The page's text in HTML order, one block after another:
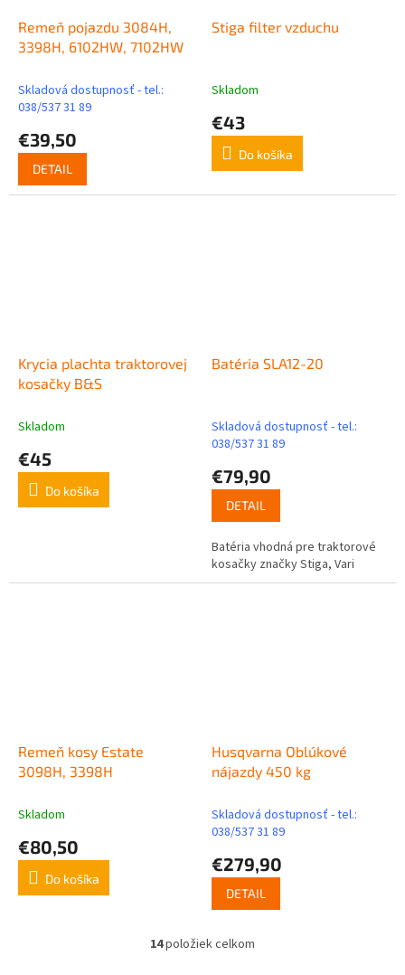
Remeň pojazdu 3084H,
3398H, 6102HW, 7102HW
Skladová dostupnosť - tel.:
038/537 31 89
€39,50
DETAIL
Stiga filter vzduchu
Skladom
€43
Do košíka
Krycia plachta traktorovej
kosačky B&S
Skladom
€45
Do košíka
Batéria SLA12-20
Skladová dostupnosť - tel.:
038/537 31 89
€79,90
DETAIL
Batéria vhodná pre traktorové
kosačky značky Stiga, Vari
Remeň kosy Estate
3098H, 3398H
Skladom
€80,50
Do košíka
Husqvarna Oblúkové
nájazdy 450 kg
Skladová dostupnosť - tel.:
038/537 31 89
€279,90
DETAIL
O
14položiek celkom